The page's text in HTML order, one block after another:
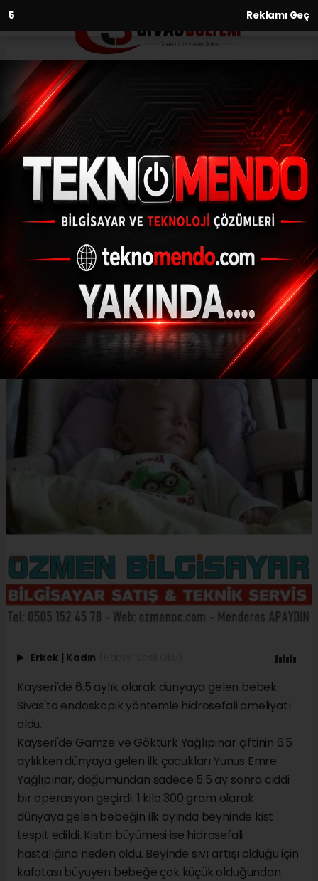
3 Reklamı Geç
Anasayfa
Prematüre bebeğe beyin
27.08.2019 - 13:03, Güncelleme: 27.08.2019 - 13:03
Kayseri'de 6.5 aylık olarak dünyaya gelen
bebek Sivas'ta endoskopik yöntemle
hidrosefali ameliyatı oldu.
ABONE OL
Erkek | Kadın
Kayseri'de 6.5 aylık olarak dünyaya gelen bebek
Sivas'ta endoskopik yöntemle hidrosefali ameliyatı
oldu.
Kayseri'de Gamze ve Göktürk Yağlıpınar çiftinin 6.5
aylıkken dünyaya gelen ilk çocukları Yunus Emre
Yağlıpınar, doğumundan sadece 5.5 ay sonra ciddi
bir operasyon geçirdi. 1 kilo 300 gram olarak
dünyaya gelen bebeğin ilk ayında beyninde kist
tespit edildi. Kistin büyümesi ise hidrosefali
hastalığına neden oldu. Beyinde sıvı artışı olduğu için
kafatası büyüyen bebeğe çok küçük olduğundan